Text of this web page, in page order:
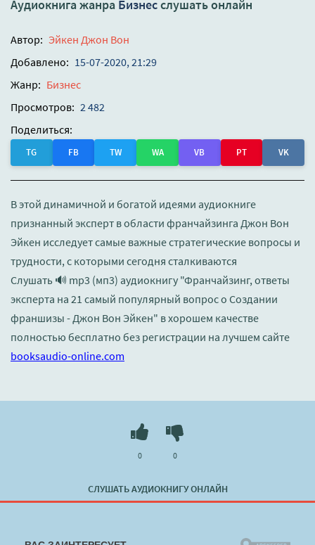
Аудиокнига жанра Бизнесслушать онлайн
Автор: Эйкен Джон Вон
Добавлено: 15-07-2020, 21:29
Жанр: Бизнес
Просмотров: 2 482
Поделиться:
TG FB TW WA VB PT VK
В этой динамичной и богатой идеями аудиокниге
признанный эксперт в области франчайзинга Джон Вон
Эйкен исследует самые важные стратегические вопросы и
трудности, с которыми сегодня сталкиваются
Слушать 🔊 mp3 (мп3) аудиокнигу "Франчайзинг, ответы
эксперта на 21 самый популярный вопрос о Создании
франшизы - Джон Вон Эйкен" в хорошем качестве
полностью бесплатно без регистрации на лучшем сайте
booksaudio-online.com
СЛУШАТЬ АУДИОКНИГУ ОНЛАЙН
0 0